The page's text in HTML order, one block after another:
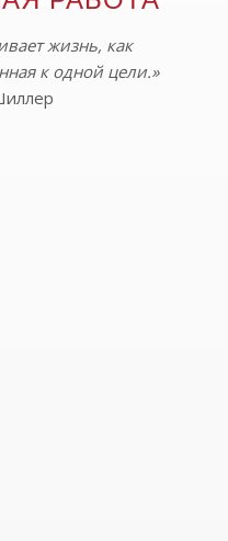
жизнь, как
к одной цели.»